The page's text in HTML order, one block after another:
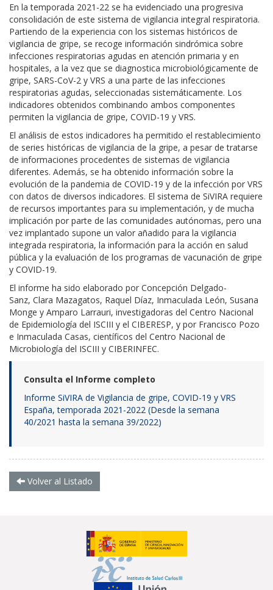
En la temporada 2021-22 se ha evidenciado una progresiva
consolidación de este sistema de vigilancia integral respiratoria.
Partiendo de la experiencia con los sistemas históricos de
vigilancia de gripe, se recoge información sindrómica sobre
infecciones respiratorias agudas en atención primaria y en
hospitales, a la vez que se diagnostica microbiológicamente de
gripe, SARS-CoV-2 y VRS a una parte de las infecciones
respiratorias agudas, seleccionadas sistemáticamente. Los
indicadores obtenidos combinando ambos componentes
permiten la vigilancia de gripe, COVID-19 y VRS.
El análisis de estos indicadores ha permitido el restablecimiento
de series históricas de vigilancia de la gripe, a pesar de tratarse
de informaciones procedentes de sistemas de vigilancia
diferentes. Además, se ha obtenido información sobre la
evolución de la pandemia de COVID-19 y de la infección por VRS
con datos de diversos indicadores. El sistema de SiVIRA requiere
de recursos importantes para su implementación, y de mucha
implicación por parte de las comunidades autónomas, pero una
vez implantado supone un valor añadido para la vigilancia
integrada respiratoria, la información para la acción en salud
pública y la evaluación de los programas de vacunación de gripe
y COVID-19.
​El informe ha sido elaborado por Concepción Delgado-
Sanz, Clara Mazagatos, Raquel Díaz, Inmaculada León, Susana
Monge y Amparo Larrauri, investigadoras del Centro Nacional
de Epidemiología del ISCIII y el CIBERESP, y por Francisco Pozo
e Inmaculada Casas, científicos del Centro Nacional de
Microbiología del ISCIII y CIBERINFEC.
Consulta el Informe completo
Informe SiVIRA de Vigilancia de gripe, COVID-19 y VRS
España, temporada 2021-2022 (Desde la semana
40/2021 hasta la semana 39/2022)​
Volver al Listado